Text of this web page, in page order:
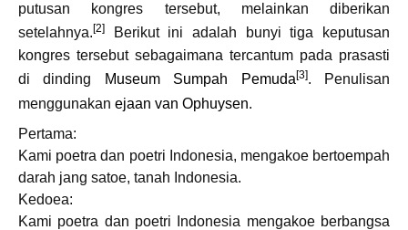
putusan kongres tersebut, melainkan diberikan
setelahnya.[2]
Berikut ini adalah bunyi tiga keputusan
kongres tersebut sebagaimana tercantum pada prasasti
di dinding
Museum Sumpah Pemuda[3]. Penulisan
menggunakan ejaan van Ophuysen.
Pertama:
Kami poetra dan poetri Indonesia, mengakoe bertoempah
darah jang satoe, tanah Indonesia.
Kedoea:
Kami poetra dan poetri Indonesia mengakoe berbangsa